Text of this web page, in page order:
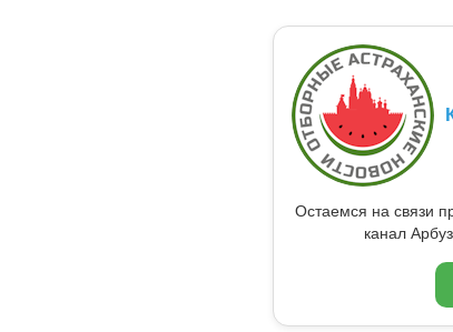
Остаемся на связи
канал